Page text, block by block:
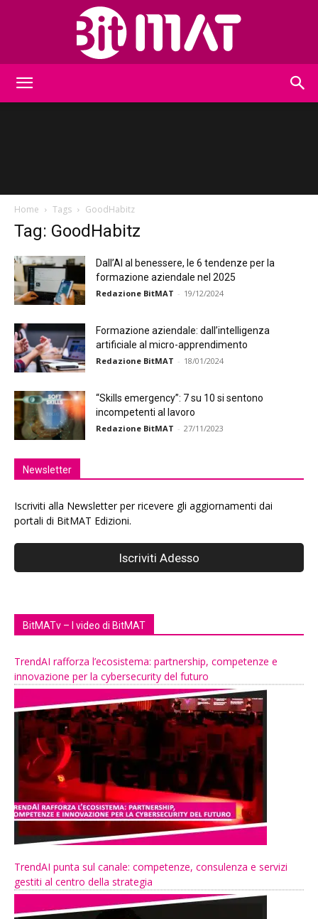
Home Tags GoodHabitz
Tag: GoodHabitz
Dall’AI al benessere, le 6 tendenze per la
formazione aziendale nel 2025
Redazione BitMAT - 19/12/2024
Formazione aziendale: dall’intelligenza
artificiale al micro-apprendimento
Redazione BitMAT - 18/01/2024
“Skills emergency”: 7 su 10 si sentono
incompetenti al lavoro
Redazione BitMAT - 27/11/2023
Newsletter
Iscriviti alla Newsletter per ricevere gli aggiornamenti dai
portali di BitMAT Edizioni.
BitMATv – I video di BitMAT
TrendAI rafforza l’ecosistema: partnership, competenze e
innovazione per la cybersecurity del futuro
TrendAI punta sul canale: competenze, consulenza e servizi
gestiti al centro della strategia